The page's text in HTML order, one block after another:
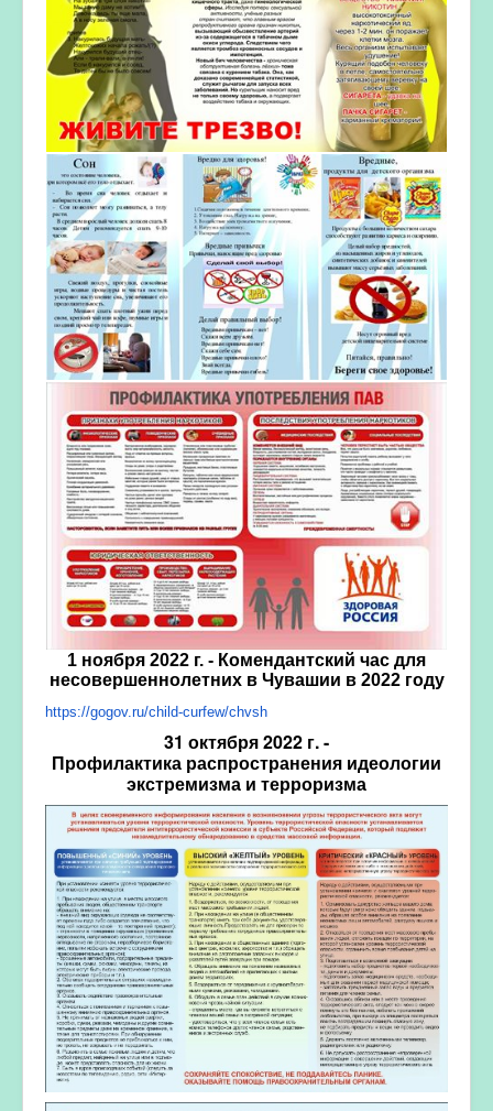
1 ноября 2022 г. - Комендантский час для
несовершеннолетних в Чувашии в 2022 году
https://gogov.ru/child-curfew/chvsh
31 октября 2022 г. -
Профилактика распространения идеологии
экстремизма и терроризма